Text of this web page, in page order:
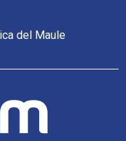
del Maule